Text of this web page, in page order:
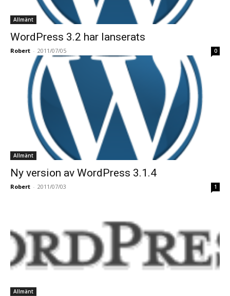
Allmänt
WordPress 3.2 har lanserats
Robert - 2011/07/05 0
Allmänt
Ny version av WordPress 3.1.4
Robert - 2011/07/03 1
Allmänt